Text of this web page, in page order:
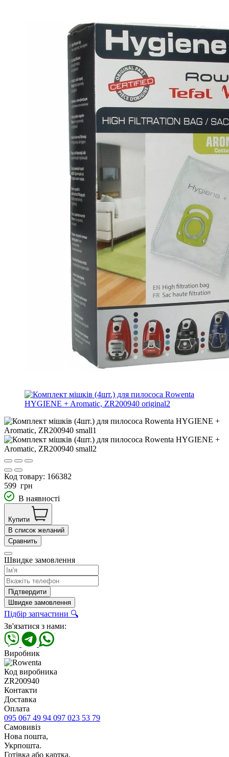
Код товару: 166382
599 грн
В наявності
Купити
В список желаний
Сравнить
Швидке замовлення
Підтвердити
Швидке замовлення
Підбір запчастини 🔍
Зв'язатися з нами:
Виробник
Код виробника
ZR200940
Контакти
Доставка
Оплата
095 067 49 94 097 023 53 79
Самовивіз
Нова пошта,
Укрпошта.
Готівка або картка,